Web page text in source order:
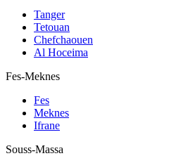
Tanger
Tetouan
Chefchaouen
Al Hoceima
Fes-Meknes
Fes
Meknes
Ifrane
Souss-Massa